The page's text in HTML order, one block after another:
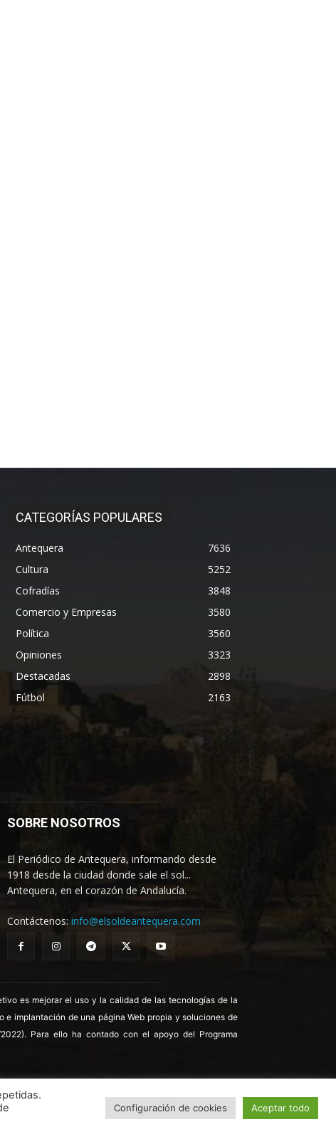
CATEGORÍAS POPULARES
Antequera
7636
Cultura
5252
Cofradías
3848
Comercio y Empresas
3580
Política
3560
Opiniones
3323
Destacadas
2898
Fútbol
2163
SOBRE NOSOTROS
El Periódico de Antequera, informando desde
1918 desde la ciudad donde sale el sol...
Antequera, en el corazón de Andalucía.
Contáctenos: info@elsoldeantequera.com
es mejorar el uso y la calidad de las tecnologías de la
implantación de una página Web propia y soluciones de
Para ello ha contado con el apoyo del Programa
de Cookies Política de Privacidad
Aviso legal
Configuración de cookies Aceptar todo